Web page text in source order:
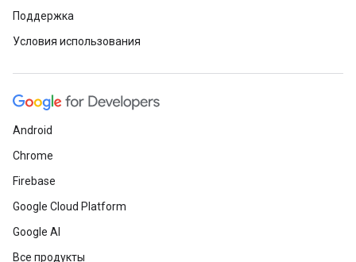
Поддержка
Условия использования
Android
Chrome
Firebase
Google Cloud Platform
Google AI
Все продукты